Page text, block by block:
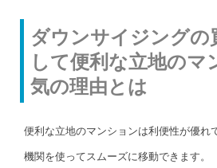
ダウンサイジングの
して便利な立地のマ
気の理由とは
便利な立地のマンションは利便性が優れ
機関を使ってスムーズに移動できます。